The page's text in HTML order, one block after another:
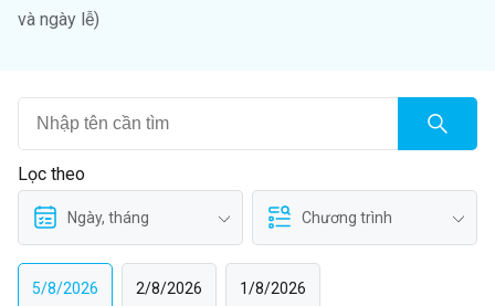
và ngày lễ)
Lọc theo
Ngày, tháng Chương trình
5/8/2026 2/8/2026 1/8/2026